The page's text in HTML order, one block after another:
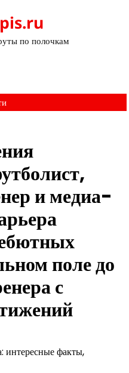
по полочкам
и медиа-
поле до
с